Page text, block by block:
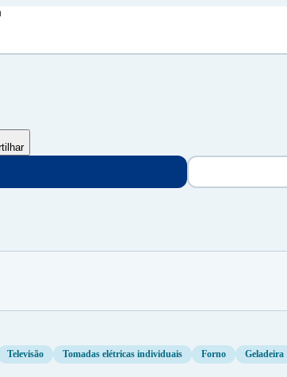
Televisão Tomadas elétricas individuais Forno Geladeira